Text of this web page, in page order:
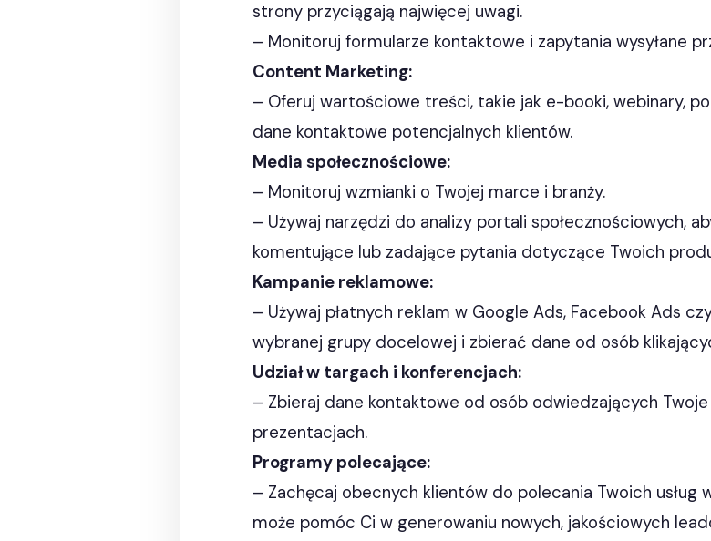
strony przyciągają najwięcej uwagi.
– Monitoruj formularze kontaktowe i zapytania wysyłane
Content Marketing:
– Oferuj wartościowe treści, takie jak e-booki, webinary,
dane kontaktowe potencjalnych klientów.
Media społecznościowe:
– Monitoruj wzmianki o Twojej marce i branży.
– Używaj narzędzi do analizy portali społecznościowych,
komentujące lub zadające pytania dotyczące Twoich
Kampanie reklamowe:
– Używaj płatnych reklam w Google Ads, Facebook Ads
wybranej grupy docelowej i zbierać dane od osób
Udział w targach i konferencjach:
– Zbieraj dane kontaktowe od osób odwiedzających
prezentacjach.
Programy polecające:
– Zachęcaj obecnych klientów do polecania Twoich usług
może pomóc Ci w generowaniu nowych, jakościowych